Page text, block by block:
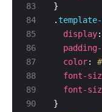
83
84
85
86
87
88
89
90
.
display:
color:
font-
font-